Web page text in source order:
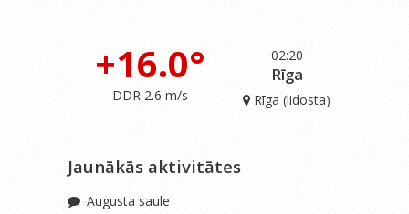
02:20
+16.0°
DDR 2.6 m/s
Rīga
Rīga (lidosta)
Jaunākās aktivitātes
Augusta saule